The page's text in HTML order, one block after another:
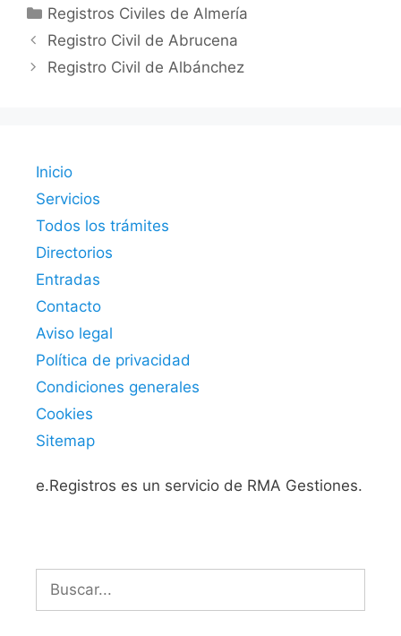
Categorías
Registros Civiles de Almería
Registro Civil de Abrucena
Registro Civil de Albánchez
Inicio
Servicios
Todos los trámites
Directorios
Entradas
Contacto
Aviso legal
Política de privacidad
Condiciones generales
Cookies
Sitemap
e.Registros es un servicio de RMA Gestiones.
Buscar: